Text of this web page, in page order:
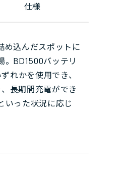
仕様
め込んだスポットに
。BD1500バッテリ
れかを使用でき、
長期間充電ができ
いった状況に応じ